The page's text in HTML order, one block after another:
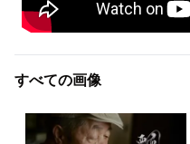
すべての画像